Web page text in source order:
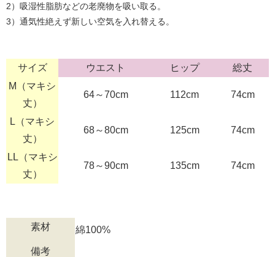
2）吸湿性脂肪などの老廃物を吸い取る。
3）通気性絶えず新しい空気を入れ替える。
サイズ ウエスト ヒップ
総丈
M（マキシ
丈）
64～70cm 112cm 74cm
L（マキシ
丈）
68～80cm 125cm 74cm
LL（マキシ
丈）
78～90cm 135cm 74cm
素材 綿100%
備考